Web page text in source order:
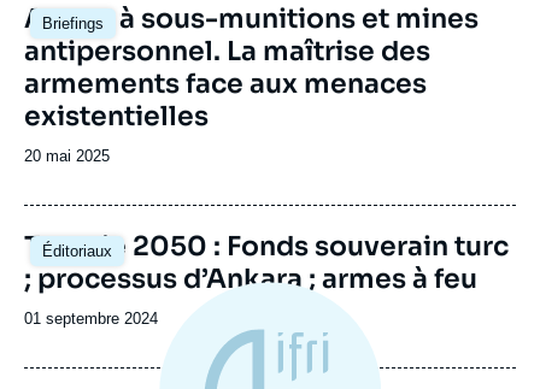
ou
émission
Briefings
Image
principale
Armes à sous-munitions et mines
antipersonnel. La maîtrise des
armements face aux menaces
existentielles
Date
publication
20 mai 2025
Éditoriaux
Image
principale
Turquie 2050 : Fonds souverain turc
; processus d’Ankara ; armes à feu
Date
publication
01 septembre 2024